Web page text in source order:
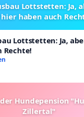
Lottstetten: Ja,
haben auch
Lottstetten: Ja,
Rechte!
Hundepension
Zillertal"